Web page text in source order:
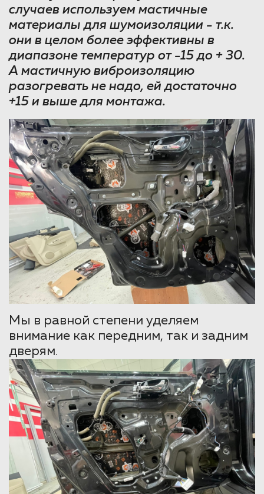
случаев используем мастичные
материалы для шумоизоляции - т.к.
они в целом более эффективны в
диапазоне температур от -15 до + 30.
А мастичную виброизоляцию
разогревать не надо, ей достаточно
+15 и выше для монтажа.
Мы в равной степени уделяем
внимание как передним, так и задним
дверям.